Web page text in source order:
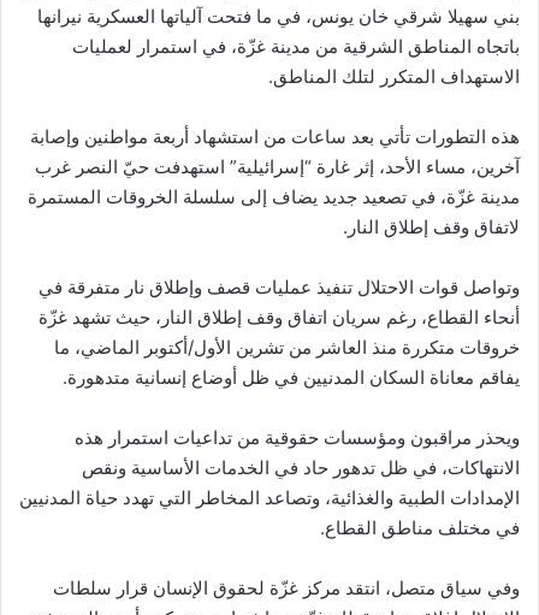
بني سهيلا شرقي خان يونس، في ما فتحت آلياتها العسكرية نيرانها
باتجاه المناطق الشرقية من مدينة غزّة، في استمرار لعمليات
الاستهداف المتكرر لتلك المناطق.
هذه التطورات تأتي بعد ساعات من استشهاد أربعة مواطنين وإصابة
آخرين، مساء الأحد، إثر غارة “إسرائيلية” استهدفت حيّ النصر غرب
مدينة غزّة، في تصعيد جديد يضاف إلى سلسلة الخروقات المستمرة
لاتفاق وقف إطلاق النار.
وتواصل قوات الاحتلال تنفيذ عمليات قصف وإطلاق نار متفرقة في
أنحاء القطاع، رغم سريان اتفاق وقف إطلاق النار، حيث تشهد غزّة
خروقات متكررة منذ العاشر من تشرين الأول/أكتوبر الماضي، ما
يفاقم معاناة السكان المدنيين في ظل أوضاع إنسانية متدهورة.
ويحذر مراقبون ومؤسسات حقوقية من تداعيات استمرار هذه
الانتهاكات، في ظل تدهور حاد في الخدمات الأساسية ونقص
الإمدادات الطبية والغذائية، وتصاعد المخاطر التي تهدد حياة المدنيين
في مختلف مناطق القطاع.
وفي سياق متصل، انتقد مركز غزّة لحقوق الإنسان قرار سلطات